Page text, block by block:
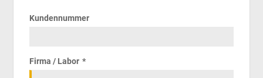
Kundennummer
Firma / Labor